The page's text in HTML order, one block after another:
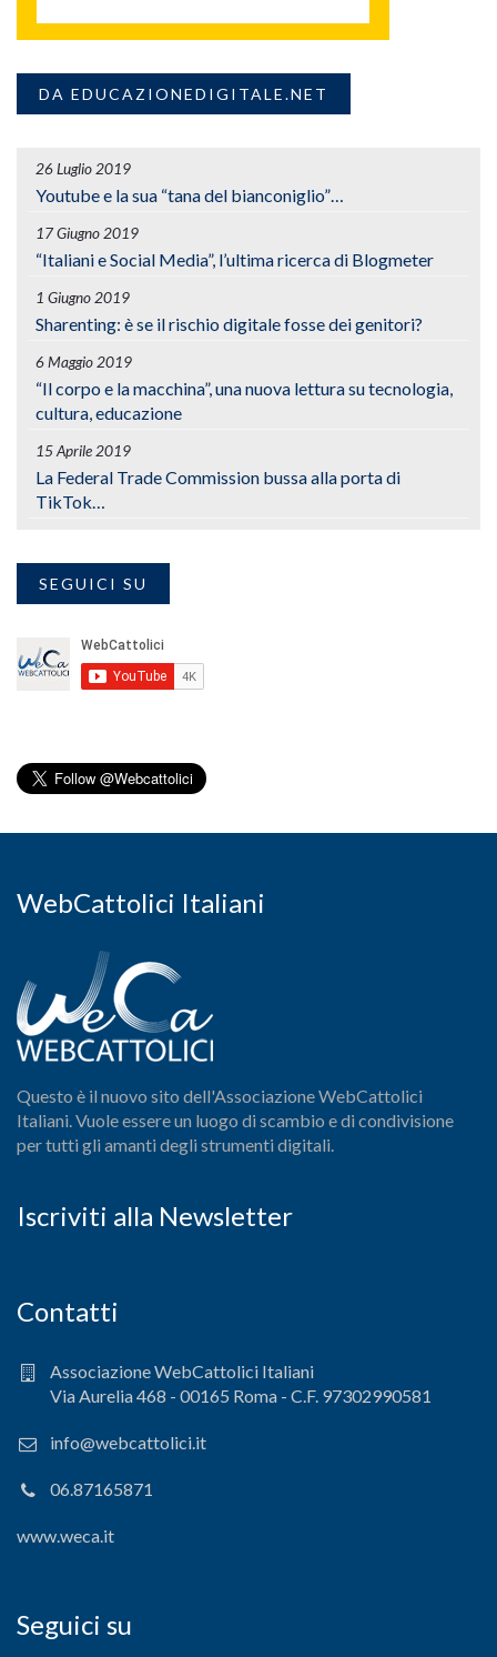
DA EDUCAZIONEDIGITALE.NET
26 Luglio 2019
Youtube e la sua “tana del bianconiglio”…
17 Giugno 2019
“Italiani e Social Media”, l’ultima ricerca di Blogmeter
1 Giugno 2019
Sharenting: è se il rischio digitale fosse dei genitori?
6 Maggio 2019
“Il corpo e la macchina”, una nuova lettura su tecnologia,
cultura, educazione
15 Aprile 2019
La Federal Trade Commission bussa alla porta di
TikTok…
SEGUICI SU
WebCattolici Italiani
Questo è il nuovo sito dell'Associazione WebCattolici
Italiani. Vuole essere un luogo di scambio e di condivisione
per tutti gli amanti degli strumenti digitali.
Iscriviti alla Newsletter
Contatti
Associazione WebCattolici Italiani
Via Aurelia 468 - 00165 Roma - C.F. 97302990581
info@webcattolici.it
06.87165871
www.weca.it
Seguici su